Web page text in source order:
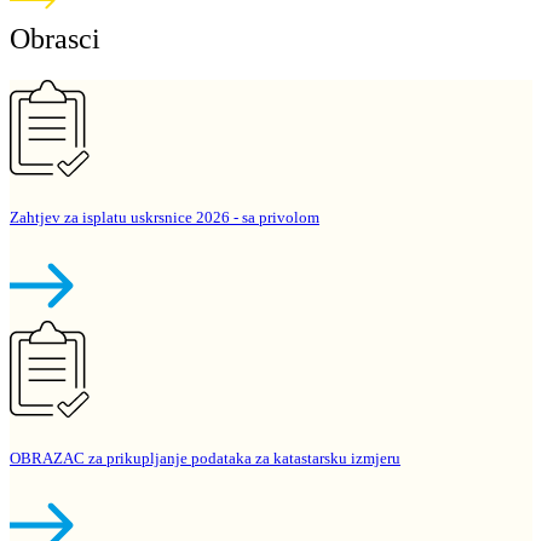
Obrasci
Zahtjev za isplatu uskrsnice 2026 - sa privolom
OBRAZAC za prikupljanje podataka za katastarsku izmjeru